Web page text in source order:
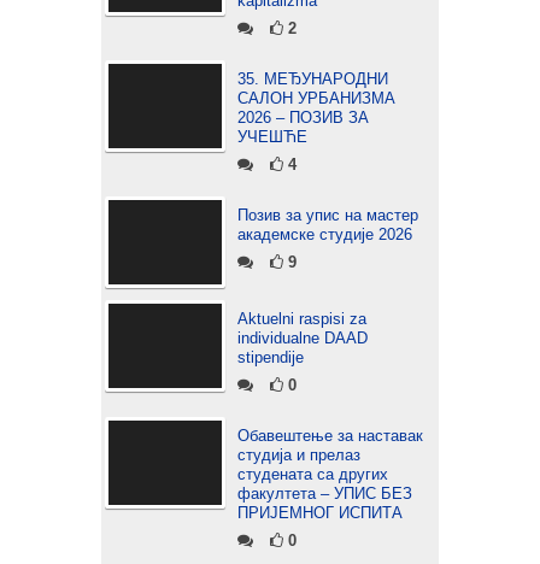
2
35. МЕЂУНАРОДНИ
САЛОН УРБАНИЗМА
2026 – ПОЗИВ ЗА
УЧЕШЋЕ
4
Позив за упис на мастер
академске студије 2026
9
Aktuelni raspisi za
individualne DAAD
stipendije
0
Обавештење за наставак
студија и прелаз
студената са других
факултета – УПИС БЕЗ
ПРИЈЕМНОГ ИСПИТА
0